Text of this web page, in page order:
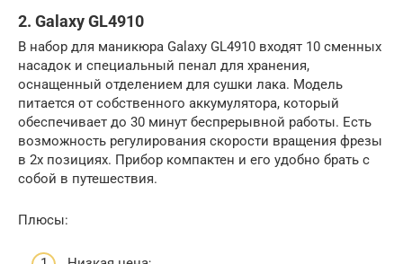
2. Galaxy GL4910
В набор для маникюра Galaxy GL4910 входят 10 сменных
насадок и специальный пенал для хранения,
оснащенный отделением для сушки лака. Модель
питается от собственного аккумулятора, который
обеспечивает до 30 минут беспрерывной работы. Есть
возможность регулирования скорости вращения фрезы
в 2х позициях. Прибор компактен и его удобно брать с
собой в путешествия.
Плюсы: